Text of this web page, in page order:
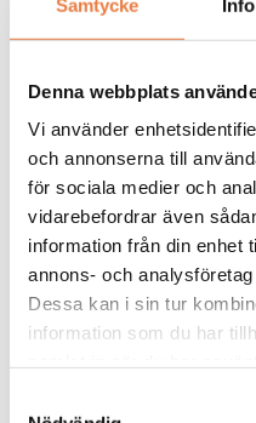
Samtycke
Denna webbplats
Vi använder
och annonserna till
för sociala medier och
vidarebefordrar även
information från din enhet
annons- och
Dessa kan i sin tur
information som du har
Filer
Kontaktperson